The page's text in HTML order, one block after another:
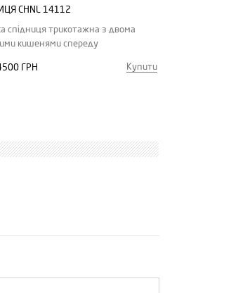
CHNL 14112
спідниця трикотажна з двома
кишенями спереду
ГРН Купити